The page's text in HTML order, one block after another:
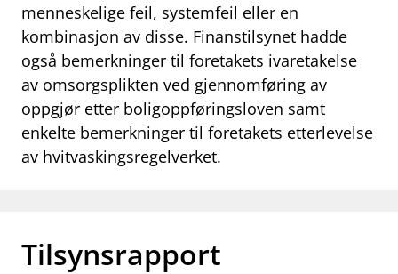
dashboardInformasjon for investorer
notifications_noneAbonner på nyhetsvarsel
menneskelige feil, systemfeil eller en
kombinasjon av disse. Finanstilsynet hadde
også bemerkninger til foretakets ivaretakelse
av omsorgsplikten ved gjennomføring av
oppgjør etter boligoppføringsloven samt
enkelte bemerkninger til foretakets etterlevelse
av hvitvaskingsregelverket.
Tilsynsrapport